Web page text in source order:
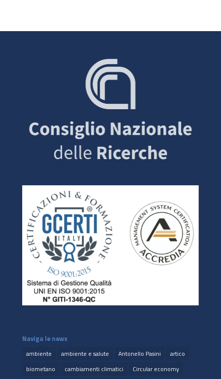
Naviga le news
ambiente ambiente e salute Antonello Pasini
artico
biometano
cambiamenti climatici
Circular economy